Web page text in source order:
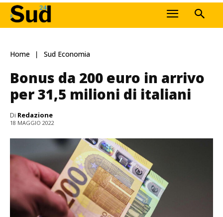
Home Sud Economia
Bonus da 200 euro in arrivo
per 31,5 milioni di italiani
Di Redazione
18 MAGGIO 2022